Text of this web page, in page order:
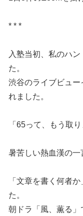
* * *
入塾当初、私のハ
た。
渋谷のライブビュ
れました。
「65って、もう取
暑苦しい熱血漢の一
「文章を書く何者
た。
朝ドラ「風、薫る